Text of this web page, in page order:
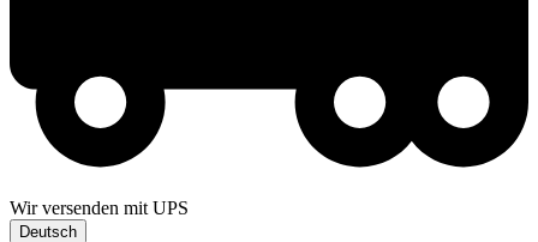
Wir versenden mit UPS
Deutsch